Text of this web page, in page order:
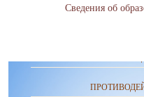
Сведения об